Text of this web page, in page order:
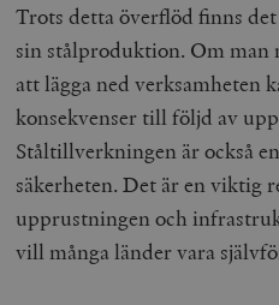
Trots detta överflöd finns
sin stålproduktion. Om
att lägga ned verksamheten
konsekvenser till följd av
Ståltillverkningen är också
säkerheten. Det är en viktig
upprustningen och
vill många länder vara